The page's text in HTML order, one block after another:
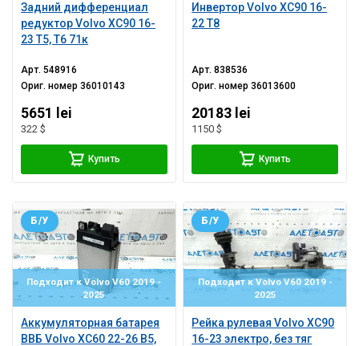
Задний дифференциал
редуктор Volvo XC90 16-
23 T5, T6 71к
Арт.548916
Ориг. номер36010143
5651 lei
322 $
Купить
Инвертор Volvo XC90 16-
22 T8
Арт.838536
Ориг. номер36013600
20183 lei
1150 $
Купить
Подходит к Volvo V60 2019 -
2025
Аккумуляторная батарея
ВВБ Volvo XC60 22-26 B5,
Б/У
Подходит к Volvo V60 2019 -
2025
Рейка рулевая Volvo XC90
16-23 электро, без тяг
Б/У